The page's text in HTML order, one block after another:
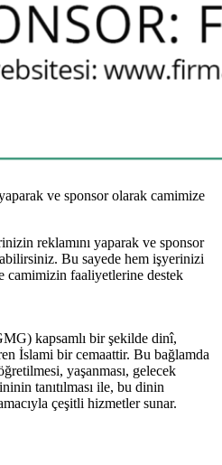
ve sponsor olarak camimize
reklamını yaparak ve sponsor
Bu sayede hem işyerinizi
camimizin faaliyetlerine destek
kapsamlı bir şekilde dinî,
İslami bir cemaattir. Bu bağlamda
yaşanması, gelecek
tanıtılması ile, bu dinin
çeşitli hizmetler sunar.